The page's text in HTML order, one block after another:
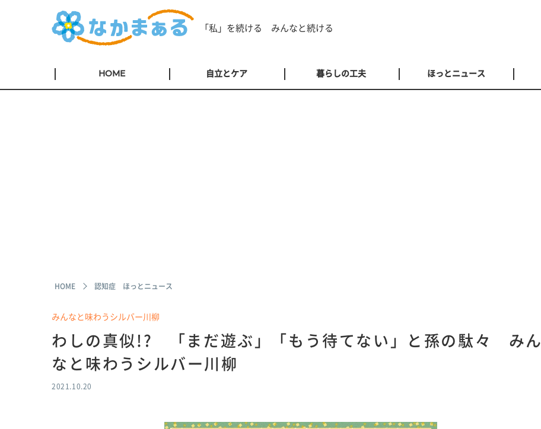
「私」を続ける みんなと続ける
HOME 自立とケア 暮らしの工夫 ほっとニュース
HOME 認知症 ほっとニュース
みんなと味わうシルバー川柳
わしの真似!? 「まだ遊ぶ」「もう待てない」と孫の駄々 みん
なと味わうシルバー川柳
2021.10.20